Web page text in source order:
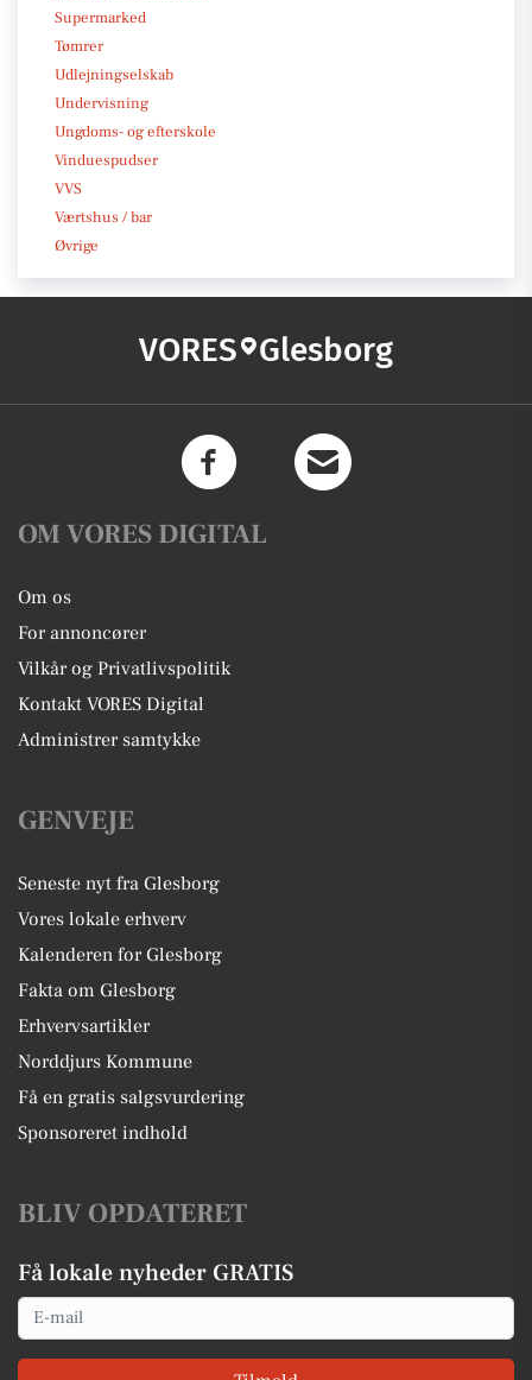
Supermarked
Tømrer
Udlejningselskab
Undervisning
Ungdoms- og efterskole
Vinduespudser
VVS
Værtshus / bar
Øvrige
VORES Glesborg
OM VORES DIGITAL
Om os
For annoncører
Vilkår og Privatlivspolitik
Kontakt VORES Digital
Administrer samtykke
GENVEJE
Seneste nyt fra Glesborg
Vores lokale erhverv
Kalenderen for Glesborg
Fakta om Glesborg
Erhvervsartikler
Norddjurs Kommune
Få en gratis salgsvurdering
Sponsoreret indhold
BLIV OPDATERET
Få lokale nyheder GRATIS
Email